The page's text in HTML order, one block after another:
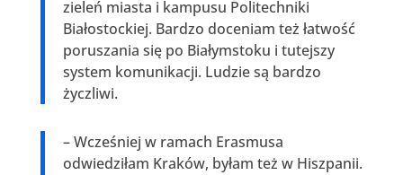
zieleń miasta i kampusu Politechniki
Białostockiej. Bardzo doceniam też łatwość
poruszania się po Białymstoku i tutejszy
system komunikacji. Ludzie są bardzo
życzliwi.
– Wcześniej w ramach Erasmusa
odwiedziłam Kraków, byłam też w Hiszpanii.